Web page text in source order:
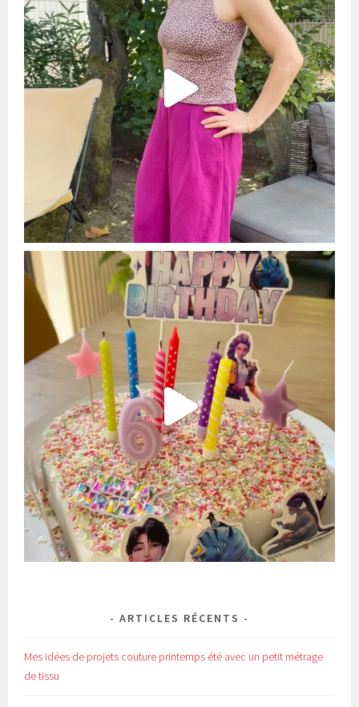
ARTICLES RÉCENTS
Mes idées de projets couture printemps été avec un petit métrage
de tissu